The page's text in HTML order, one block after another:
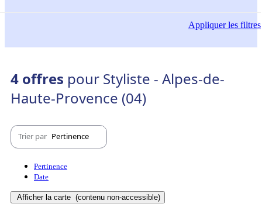
Appliquerles filtres
4 offres pour Styliste - Alpes-de-
Haute-Provence (04)
Trier par Pertinence
Pertinence
Date
Afficher la carte (contenu non-accessible)